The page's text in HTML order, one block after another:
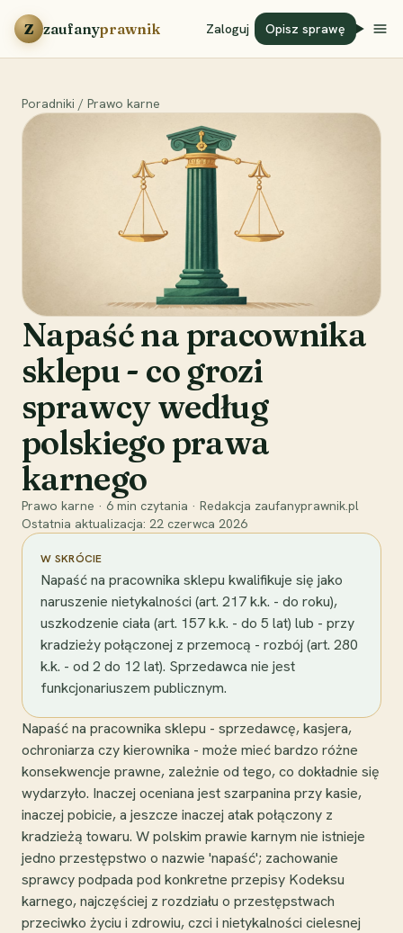
Przejdź do treści
Z zaufanyprawnik Zaloguj Opisz sprawę
Poradniki / Prawo karne
Napaść na pracownika
sklepu - co grozi
sprawcy według
polskiego prawa
karnego
Prawo karne · 6 min czytania · Redakcja zaufanyprawnik.pl
Ostatnia aktualizacja: 22 czerwca 2026
W SKRÓCIE
Napaść na pracownika sklepu kwalifikuje się jako
naruszenie nietykalności (art. 217 k.k. - do roku),
uszkodzenie ciała (art. 157 k.k. - do 5 lat) lub - przy
kradzieży połączonej z przemocą - rozbój (art. 280
k.k. - od 2 do 12 lat). Sprzedawca nie jest
funkcjonariuszem publicznym.
Napaść na pracownika sklepu - sprzedawcę, kasjera,
ochroniarza czy kierownika - może mieć bardzo różne
konsekwencje prawne, zależnie od tego, co dokładnie się
wydarzyło. Inaczej oceniana jest szarpanina przy kasie,
inaczej pobicie, a jeszcze inaczej atak połączony z
kradzieżą towaru. W polskim prawie karnym nie istnieje
jedno przestępstwo o nazwie 'napaść'; zachowanie
sprawcy podpada pod konkretne przepisy Kodeksu
karnego, najczęściej z rozdziału o przestępstwach
przeciwko życiu i zdrowiu, czci i nietykalności cielesnej